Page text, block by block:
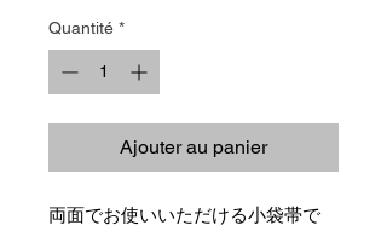
Quantité *
Ajouter au panier
両面でお使いいただける小袋帯で